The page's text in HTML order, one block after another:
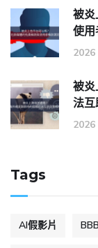
被炎
使用
2026
被炎
法互
2026
Tags
AI假影片